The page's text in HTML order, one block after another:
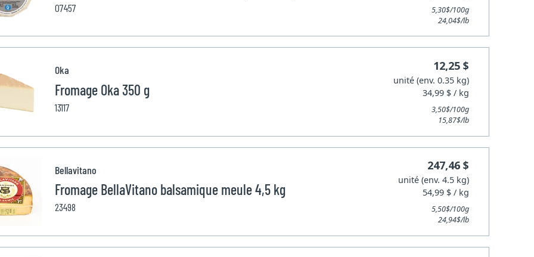
07457
5,30$/100g
24,04$/lb
Oka
Fromage Oka 350 g
13117
12,25 $
unité (env. 0.35 kg)
34,99 $ / kg
3,50$/100g
15,87$/lb
Bellavitano
Fromage BellaVitano balsamique meule 4,5 kg
23498
247,46 $
unité (env. 4.5 kg)
54,99 $ / kg
5,50$/100g
24,94$/lb